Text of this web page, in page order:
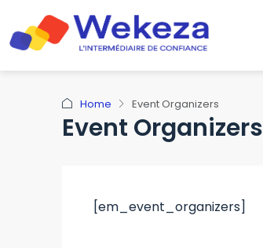
Home Event Organizers
Event Organizers
[em_event_organizers]